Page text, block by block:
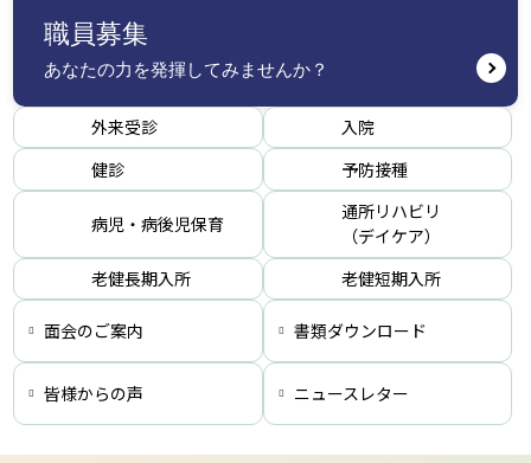
り
外来受診
入院
健診
予防接種
病児・病後児保育
通所リハビリ
（デイケア）
老健長期入所
老健短期入所
面会のご案内 書類ダウンロード
皆様からの声 ニュースレター
職員募集
あなたの力を発揮してみませんか？